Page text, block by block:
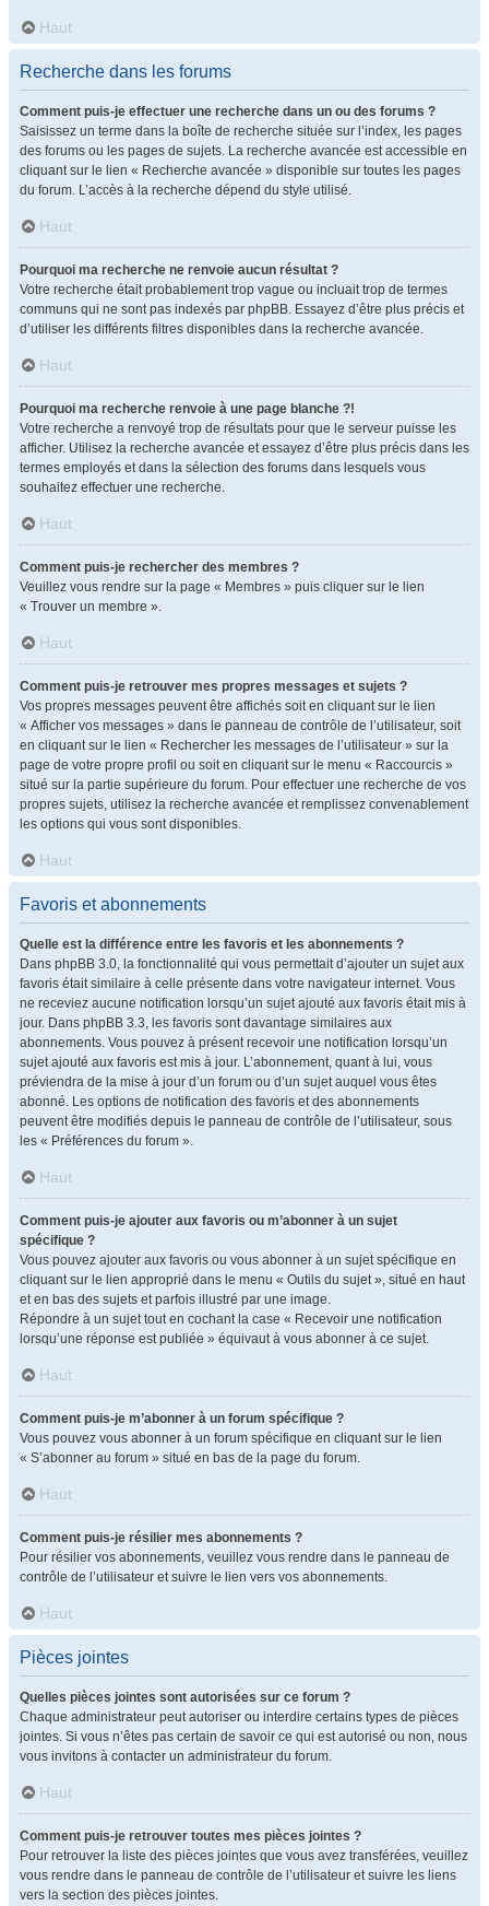
Haut
Recherche dans les forums
Comment puis-je effectuer une recherche dans un ou des forums ?
Saisissez un terme dans la boîte de recherche située sur l’index, les pages
des forums ou les pages de sujets. La recherche avancée est accessible en
cliquant sur le lien « Recherche avancée » disponible sur toutes les pages
du forum. L’accès à la recherche dépend du style utilisé.
Haut
Pourquoi ma recherche ne renvoie aucun résultat ?
Votre recherche était probablement trop vague ou incluait trop de termes
communs qui ne sont pas indexés par phpBB. Essayez d’être plus précis et
d’utiliser les différents filtres disponibles dans la recherche avancée.
Haut
Pourquoi ma recherche renvoie à une page blanche ?!
Votre recherche a renvoyé trop de résultats pour que le serveur puisse les
afficher. Utilisez la recherche avancée et essayez d’être plus précis dans les
termes employés et dans la sélection des forums dans lesquels vous
souhaitez effectuer une recherche.
Haut
Comment puis-je rechercher des membres ?
Veuillez vous rendre sur la page « Membres » puis cliquer sur le lien
« Trouver un membre ».
Haut
Comment puis-je retrouver mes propres messages et sujets ?
Vos propres messages peuvent être affichés soit en cliquant sur le lien
« Afficher vos messages » dans le panneau de contrôle de l’utilisateur, soit
en cliquant sur le lien « Rechercher les messages de l’utilisateur » sur la
page de votre propre profil ou soit en cliquant sur le menu « Raccourcis »
situé sur la partie supérieure du forum. Pour effectuer une recherche de vos
propres sujets, utilisez la recherche avancée et remplissez convenablement
les options qui vous sont disponibles.
Haut
Favoris et abonnements
Quelle est la différence entre les favoris et les abonnements ?
Dans phpBB 3.0, la fonctionnalité qui vous permettait d’ajouter un sujet aux
favoris était similaire à celle présente dans votre navigateur internet. Vous
ne receviez aucune notification lorsqu’un sujet ajouté aux favoris était mis à
jour. Dans phpBB 3.3, les favoris sont davantage similaires aux
abonnements. Vous pouvez à présent recevoir une notification lorsqu’un
sujet ajouté aux favoris est mis à jour. L’abonnement, quant à lui, vous
préviendra de la mise à jour d’un forum ou d’un sujet auquel vous êtes
abonné. Les options de notification des favoris et des abonnements
peuvent être modifiés depuis le panneau de contrôle de l’utilisateur, sous
les « Préférences du forum ».
Haut
Comment puis-je ajouter aux favoris ou m’abonner à un sujet
spécifique ?
Vous pouvez ajouter aux favoris ou vous abonner à un sujet spécifique en
cliquant sur le lien approprié dans le menu « Outils du sujet », situé en haut
et en bas des sujets et parfois illustré par une image.
Répondre à un sujet tout en cochant la case « Recevoir une notification
lorsqu’une réponse est publiée » équivaut à vous abonner à ce sujet.
Haut
Comment puis-je m’abonner à un forum spécifique ?
Vous pouvez vous abonner à un forum spécifique en cliquant sur le lien
« S’abonner au forum » situé en bas de la page du forum.
Haut
Comment puis-je résilier mes abonnements ?
Pour résilier vos abonnements, veuillez vous rendre dans le panneau de
contrôle de l’utilisateur et suivre le lien vers vos abonnements.
Haut
Pièces jointes
Quelles pièces jointes sont autorisées sur ce forum ?
Chaque administrateur peut autoriser ou interdire certains types de pièces
jointes. Si vous n’êtes pas certain de savoir ce qui est autorisé ou non, nous
vous invitons à contacter un administrateur du forum.
Haut
Comment puis-je retrouver toutes mes pièces jointes ?
Pour retrouver la liste des pièces jointes que vous avez transférées, veuillez
vous rendre dans le panneau de contrôle de l’utilisateur et suivre les liens
vers la section des pièces jointes.